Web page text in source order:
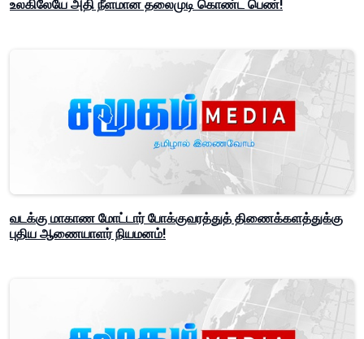
உலகிலேயே அதி நீளமான தலைமுடி கொண்ட பெண்!
வடக்கு மாகாண மோட்டார் போக்குவரத்துத் திணைக்களத்துக்கு
புதிய ஆணையாளர் நியமனம்!